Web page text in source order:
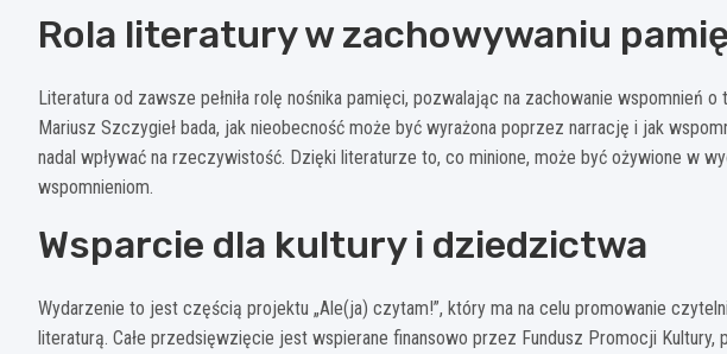
Rola literatury w zachowywaniu
Literatura od zawsze pełniła rolę nośnika pamięci, pozwalając na zachowanie wspomnień o
Mariusz Szczygieł bada, jak nieobecność może być wyrażona poprzez narrację i jak
nadal wpływać na rzeczywistość. Dzięki literaturze to, co minione, może być ożywione w
wspomnieniom.
Wsparcie dla kultury i dziedzictwa
Wydarzenie to jest częścią projektu „Ale(ja) czytam!”, który ma na celu promowanie
literaturą. Całe przedsięwzięcie jest wspierane finansowo przez Fundusz Promocji